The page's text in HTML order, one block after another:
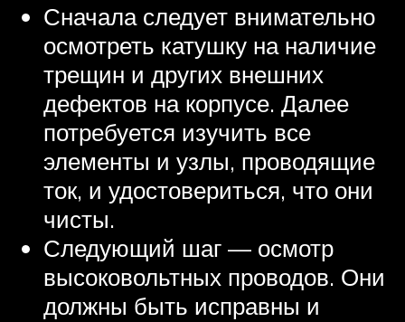
Сначала следует внимательно
осмотреть катушку на наличие
трещин и других внешних
дефектов на корпусе. Далее
потребуется изучить все
элементы и узлы, проводящие
ток, и удостовериться, что они
чисты.
Следующий шаг — осмотр
высоковольтных проводов. Они
должны быть исправны и